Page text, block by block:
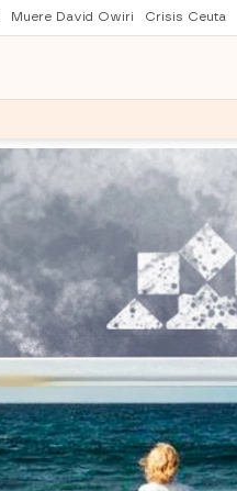
Muere David Owiri Crisis Ceuta